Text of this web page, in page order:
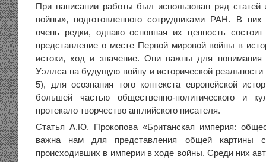
При написании работы был использован ряд
войны», подготовленного сотрудниками РАН. В
очень редки, однако основная их ценность
представление о месте Первой мировой войны в
истоки, ход и значение. Они важны для понимания
Уэллса на будущую войну и исторической
5), для осознания того контекста европейской
большей частью общественно-политического и
протекало творчество английского писателя.
Статья А.Ю. Прокопова «Британская империя:
важна нам для представления общей картины
происходивших в империи в ходе войны. Среди них